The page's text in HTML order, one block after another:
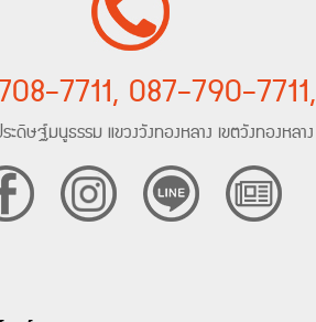
7711, 087-790-
ดิษฐ์มนูธรรม แขวงวังทองหลาง เขตวังทองหลา